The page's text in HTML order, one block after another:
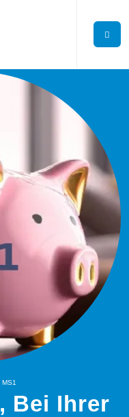
MS1
Bei Ihrer